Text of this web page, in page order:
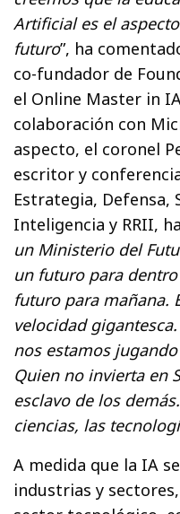
Artificial es el
futuro”, ha
co-fundador de
el Online Master in
colaboración con
aspecto, el coronel
escritor y
Estrategia, Defensa,
Inteligencia y RRII,
un Ministerio del
un futuro para
futuro para mañana.
velocidad
nos estamos
Quien no invierta en
esclavo de los
ciencias, las
A medida que la IA
industrias y